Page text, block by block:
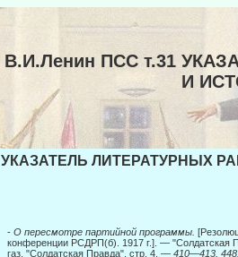
В.И.Ленин ПСС т.31
И
УКАЗАТЕЛЬ ЛИТЕРАТУРНЫХ
- О пересмотре партийной программы.
конференции РСДРП(б). 1917 г.]. — "Солдатская
газ. "Солдатская Правда", стр. 4. — 410—413, 448.